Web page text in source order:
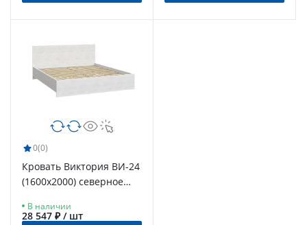
0(0)
Кровать Виктория ВИ-24
(1600x2000) северное
В наличии
28 547 ₽ / шт